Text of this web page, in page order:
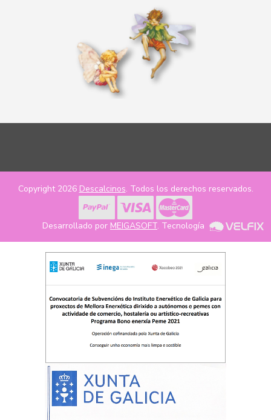
Copyright 2026 Descalcinos. Todos los derechos reservados.
Desarrollado por MEIGASOFT. Tecnología